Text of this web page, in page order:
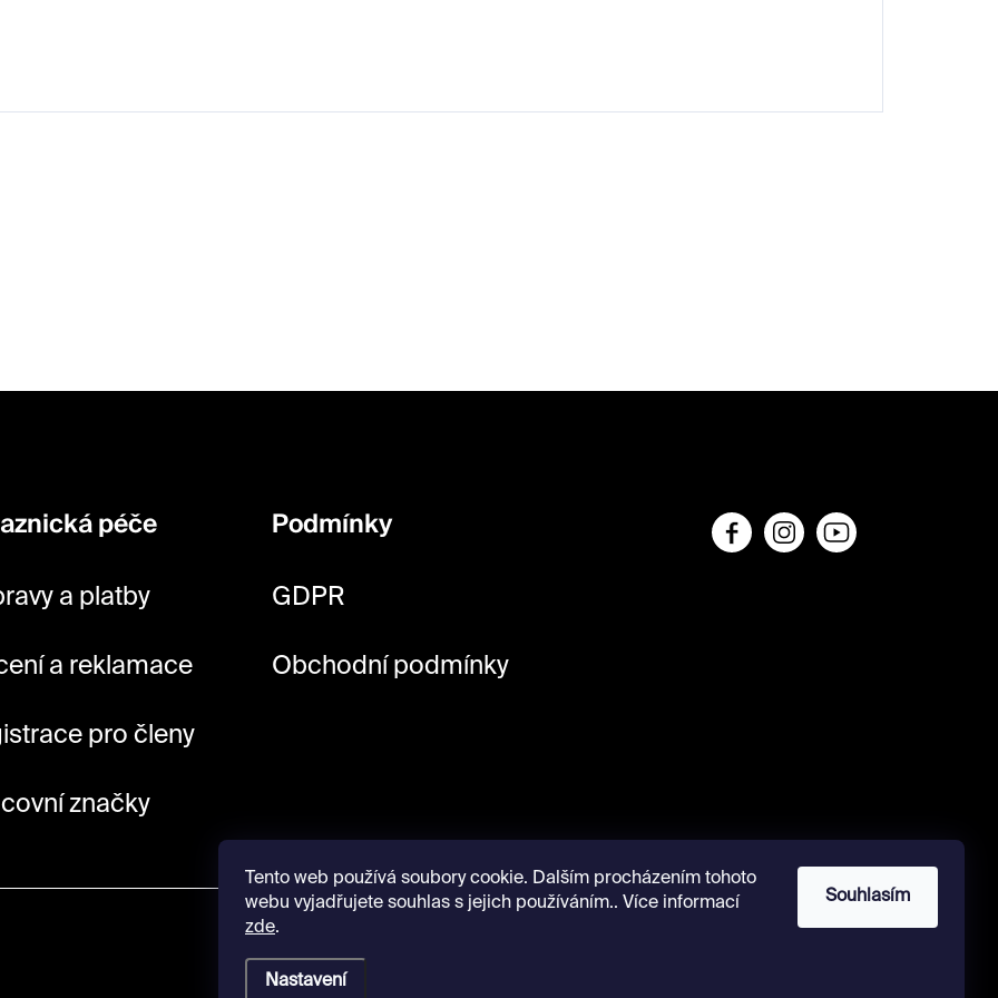
Tento web používá soubory cookie. Dalším procházením tohoto
webu vyjadřujete souhlas s jejich používáním.. Více informací
zde.
Nastavení
Souhlasím
péče
a platby
a reklamace
pro členy
značky
Podmínky
GDPR
Obchodní podmínky